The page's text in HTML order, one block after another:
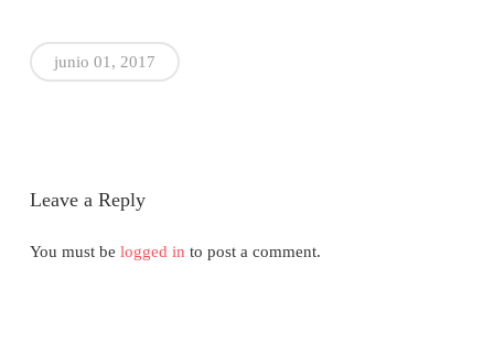
junio 01, 2017
Leave a Reply
You must be logged in to post a comment.